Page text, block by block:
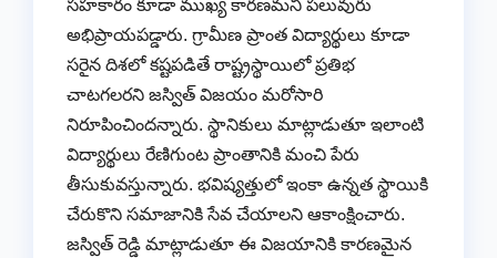
సహకారం కూడా ముఖ్య కారణమని పలువురు
అభిప్రాయపడ్డారు. గ్రామీణ ప్రాంత విద్యార్థులు కూడా
సరైన దిశలో కష్టపడితే రాష్ట్రస్థాయిలో ప్రతిభ
చాటగలరని జస్విత్ విజయం మరోసారి
నిరూపించిందన్నారు. స్థానికులు మాట్లాడుతూ ఇలాంటి
విద్యార్థులు రేణిగుంట ప్రాంతానికి మంచి పేరు
తీసుకువస్తున్నారు. భవిష్యత్తులో ఇంకా ఉన్నత స్థాయికి
చేరుకొని సమాజానికి సేవ చేయాలని ఆకాంక్షించారు.
జస్విత్ రెడ్డి మాట్లాడుతూ ఈ విజయానికి కారణమైన